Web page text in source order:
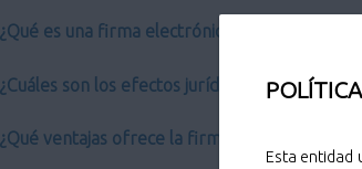
Esta entidad
¿Qué es una firma electrónica avanzada?
¿Cuáles son los efectos jurídicos de la firma
¿Qué ventajas ofrece la firma electrónica?